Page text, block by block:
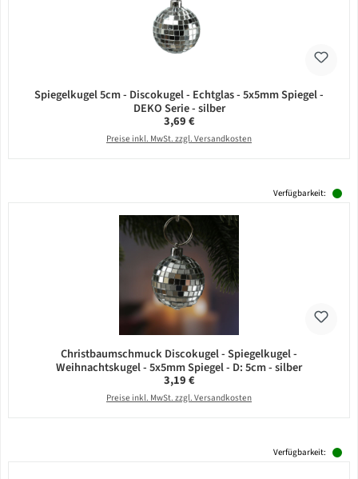
Spiegelkugel 5cm - Discokugel - Echtglas - 5x5mm Spiegel -
DEKO Serie - silber
Regulärer Preis:
3,69 €
Preise inkl. MwSt. zzgl. Versandkosten
Verfügbarkeit:
Christbaumschmuck Discokugel - Spiegelkugel -
Weihnachtskugel - 5x5mm Spiegel - D: 5cm - silber
Regulärer Preis:
3,19 €
Preise inkl. MwSt. zzgl. Versandkosten
Verfügbarkeit: